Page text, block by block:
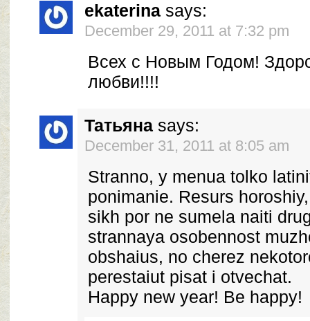
ekaterina says:
December 29, 2011 at 7:32 pm
Всех с Новым Годом!
любви!!!!
Татьяна says:
December 31, 2011 at 8:05 am
Stranno, y menua tolko
ponimanie. Resurs
sikh por ne sumela naiti
strannaya osobennost
obshaius, no cherez
perestaiut pisat i otvechat.
Happy new year! Be happy!